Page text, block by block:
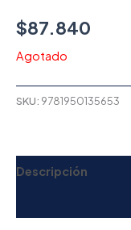
$87.840
Agotado
SKU: 9781950135653
Descripción